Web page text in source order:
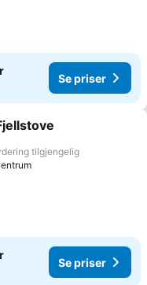
Se priser
i favoritter
tilgjengelig
Se priser